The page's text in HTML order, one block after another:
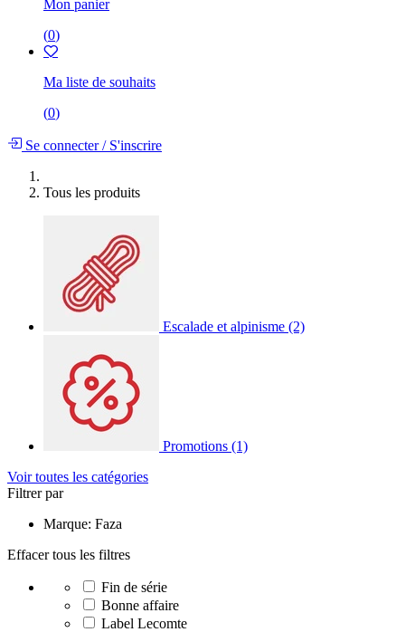
Mon panier
(0)
Ma liste de souhaits
(0)
Se connecter/S'inscrire
Tous les produits
Escalade et alpinisme (2)
Promotions (1)
Voir toutes les catégories
Filtrer par
Marque: Faza
Effacer tous les filtres
Fin de série
Bonne affaire
Label Lecomte